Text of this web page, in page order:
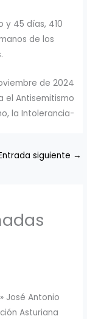
y 45 días, 410
de los
de 2024
el Antisemitismo
la Intolerancia-
siguiente →
José Antonio
Asturiana